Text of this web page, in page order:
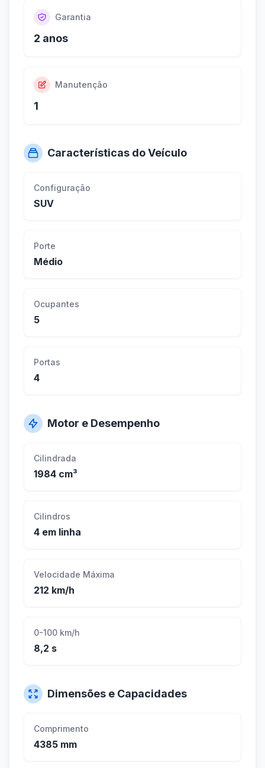
Garantia
2 anos
Manutenção
1
Características do Veículo
Configuração
SUV
Porte
Médio
Ocupantes
5
Portas
4
Motor e Desempenho
Cilindrada
1984 cm³
Cilindros
4 em linha
Velocidade Máxima
212 km/h
0-100 km/h
8,2 s
Dimensões e Capacidades
Comprimento
4385 mm